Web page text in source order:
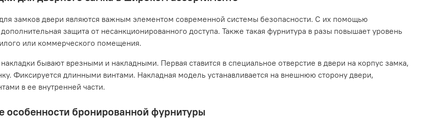
замков двери являются важным элементом современной системы безопасности. С их помощью
защита от несанкционированного доступа. Также такая фурнитура в разы повышает уровень
или коммерческого помещения.
бывают врезными и накладными. Первая ставится в специальное отверстие в двери на корпус замка,
Фиксируется длинными винтами. Накладная модель устанавливается на внешнюю сторону двери,
в ее внутренней части.
особенности бронированной фурнитуры